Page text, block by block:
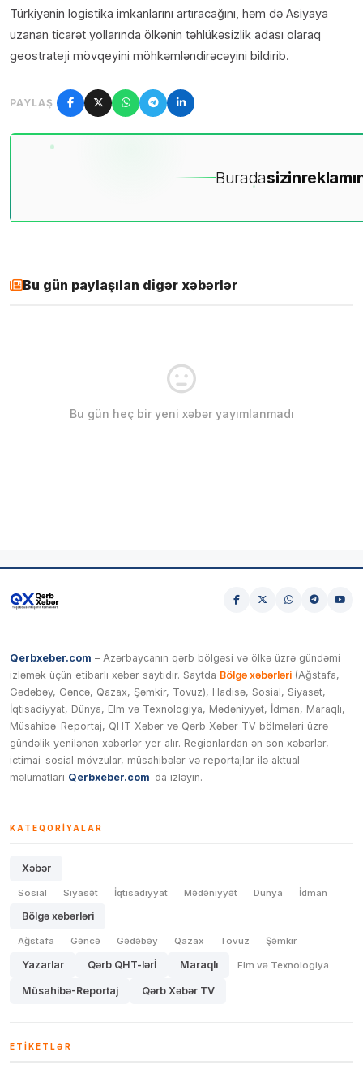
Türkiyənin logistika imkanlarını artıracağını, həm də Asiyaya
uzanan ticarət yollarında ölkənin təhlükəsizlik adası olaraq
geostrateji mövqeyini möhkəmləndirəcəyini bildirib.
PAYLAŞ
Buradasizin
Bu gün paylaşılan digər xəbərlər
Bu gün heç bir yeni xəbər yayımlanmadı
Qerbxeber.com – Azərbaycanın qərb bölgəsi və ölkə üzrə gündəmi
izləmək üçün etibarlı xəbər saytıdır. Saytda Bölgə xəbərləri (Ağstafa,
Gədəbəy, Gəncə, Qazax, Şəmkir, Tovuz), Hadisə, Sosial, Siyasət,
İqtisadiyyat, Dünya, Elm və Texnologiya, Mədəniyyət, İdman, Maraqlı,
Müsahibə-Reportaj, QHT Xəbər və Qərb Xəbər TV bölmələri üzrə
gündəlik yenilənən xəbərlər yer alır. Regionlardan ən son xəbərlər,
ictimai-sosial mövzular, müsahibələr və reportajlar ilə aktual
məlumatları Qerbxeber.com-da izləyin.
KATEQORIYALAR
Xəbər
Sosial Siyasət İqtisadiyyat Mədəniyyət Dünya İdman
Bölgə xəbərləri
Ağstafa Gəncə Gədəbəy Qazax Tovuz Şəmkir
Yazarlar Qərb QHT-lərİ Maraqlı Elm və Texnologiya
Müsahibə-Reportaj Qərb Xəbər TV
ETIKETLƏR